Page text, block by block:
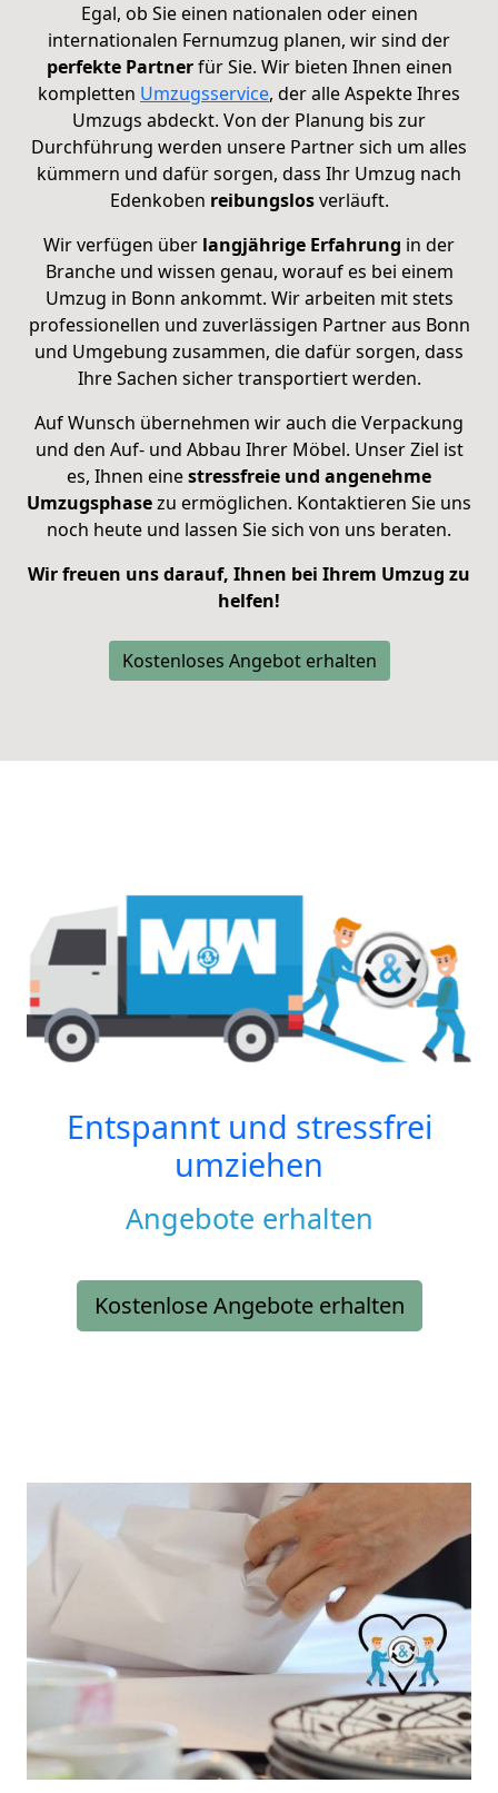
Egal, ob Sie einen nationalen oder einen
internationalen Fernumzug planen, wir sind der
perfekte Partnerfür Sie. Wir bieten Ihnen einen
kompletten Umzugsservice, der alle Aspekte Ihres
Umzugs abdeckt. Von der Planung bis zur
Durchführung werden unsere Partner sich um alles
kümmern und dafür sorgen, dass Ihr Umzug nach
Edenkoben reibungslosverläuft.
Wir verfügen über langjährige Erfahrung in der
Branche und wissen genau, worauf es bei einem
Umzug in Bonn ankommt. Wir arbeiten mit stets
professionellen und zuverlässigen Partner aus Bonn
und Umgebung zusammen, die dafür sorgen, dass
Ihre Sachen sicher transportiert werden.
Auf Wunsch übernehmen wir auch die Verpackung
und den Auf- und Abbau Ihrer Möbel. Unser Ziel ist
es, Ihnen einestressfreie und angenehme
Umzugsphasezu ermöglichen. Kontaktieren Sie uns
noch heute und lassen Sie sich von uns beraten.
Wir freuen uns darauf, Ihnen bei Ihrem Umzug zu
helfen!
Kostenloses Angebot erhalten
Entspannt und stressfrei
umziehen
Angebote erhalten
Kostenlose Angebote erhalten